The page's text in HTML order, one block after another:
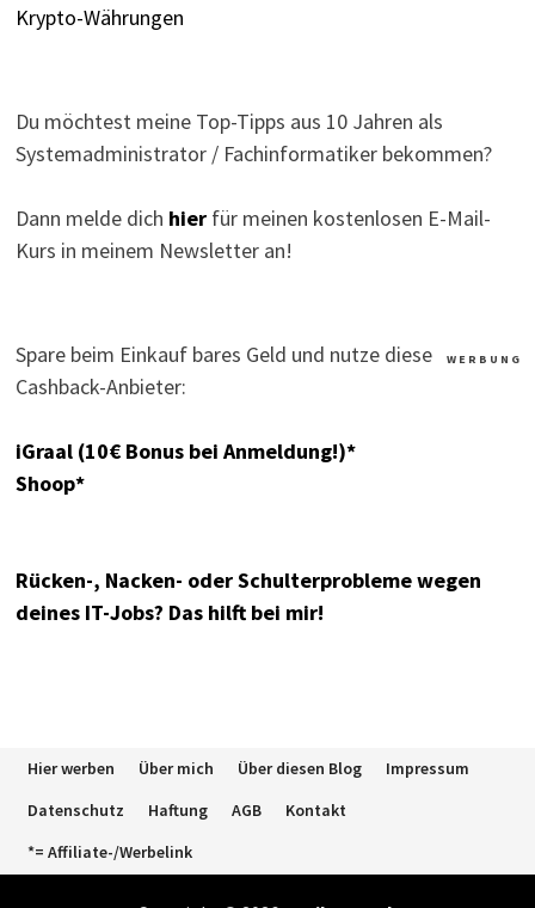
Krypto-Währungen
Du möchtest meine Top-Tipps aus 10 Jahren als
Systemadministrator / Fachinformatiker bekommen?
Dann melde dich hierfür meinen kostenlosen E-Mail-
Kurs in meinem Newsletter an!
W E R B U N G
Spare beim Einkauf bares Geld und nutze diese
Cashback-Anbieter:
iGraal (10€ Bonus bei Anmeldung!)*
Shoop*
Rücken-, Nacken- oder Schulterprobleme wegen
deines IT-Jobs? Das hilft bei mir!
Hier werben Über mich Über diesen Blog
Impressum
Datenschutz
Haftung AGB
Kontakt
*= Affiliate-/Werbelink